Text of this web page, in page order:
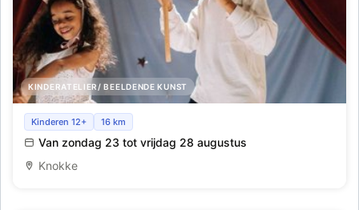
KINDERATELIER/ BEELDENDE KUNST
Break a leg tijdens ons toneelkamp_Hasselt_Zomer
week 9_Overnachting
Kinderen 12+ 16 km
Van zondag 23 tot vrijdag 28 augustus
Knokke